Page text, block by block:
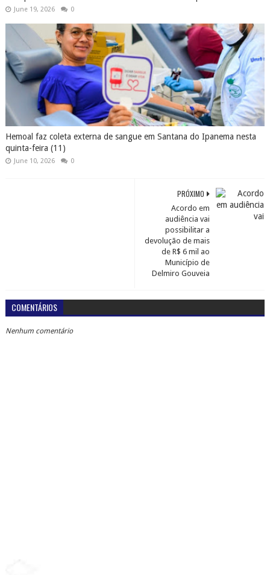
Por que os brasileiros ficam tão emocionados na Copa do Mundo?
June 19, 2026 0
Hemoal faz coleta externa de sangue em Santana do Ipanema nesta
quinta-feira (11)
PRÓXIMO
Acordo em
audiência vai
possibilitar a
devolução de mais
de R$ 6 mil ao
Município de
COMENTÁRIOS